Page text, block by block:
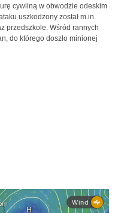
cywilną w obwodzie odeskim
uszkodzony został m.in.
przedszkole. Wśród rannych
do którego doszło minionej